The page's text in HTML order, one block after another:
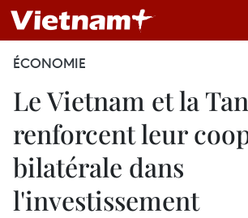
ÉCONOMIE
Le Vietnam et la
renforcent leur
bilatérale dans
l'investissement